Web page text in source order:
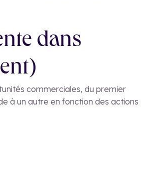
dans
commerciales, du premier
à un autre en fonction des actions